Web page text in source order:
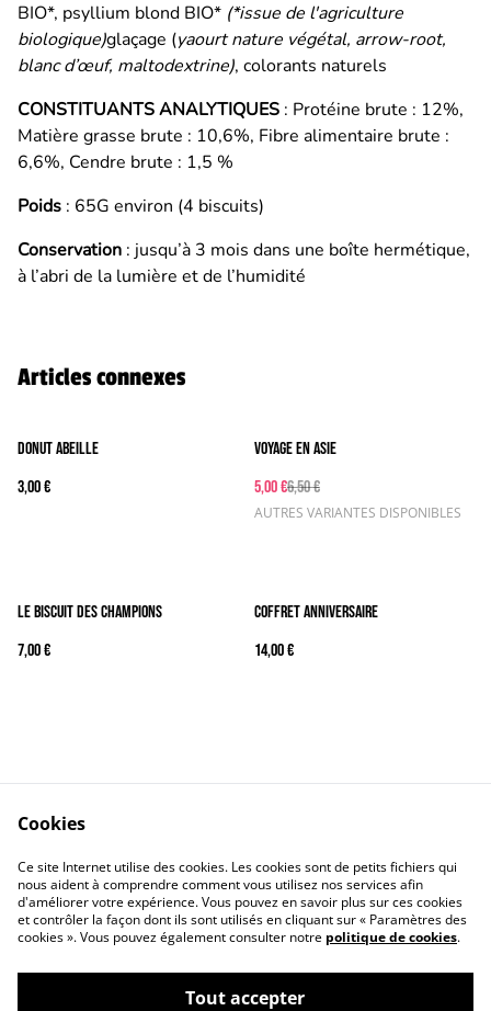
BIO*, psyllium blond BIO* (*issue de l'agriculture
biologique)glaçage (yaourt nature végétal, arrow-root,
blanc d’œuf, maltodextrine), colorants naturels
CONSTITUANTS ANALYTIQUES : Protéine brute : 12%,
Matière grasse brute : 10,6%, Fibre alimentaire brute :
6,6%, Cendre brute : 1,5 %
Poids : 65G environ (4 biscuits)
Conservation : jusqu’à 3 mois dans une boîte hermétique,
à l’abri de la lumière et de l’humidité
Articles connexes
Donut Abeille
3,00 €
%
Voyage en Asie
5,00 €6,50 €
AUTRES VARIANTES DISPONIBLES
Le Biscuit des Champions
7,00 €
Coffret anniversaire
14,00 €
Politique de confidentialité
Politique de cookies
Cookies
Ce site Internet utilise des cookies. Les cookies sont de petits fichiers qui
nous aident à comprendre comment vous utilisez nos services afin
d'améliorer votre expérience. Vous pouvez en savoir plus sur ces cookies
et contrôler la façon dont ils sont utilisés en cliquant sur « Paramètres des
cookies ». Vous pouvez également consulter notre politique de cookies.
Tout accepter